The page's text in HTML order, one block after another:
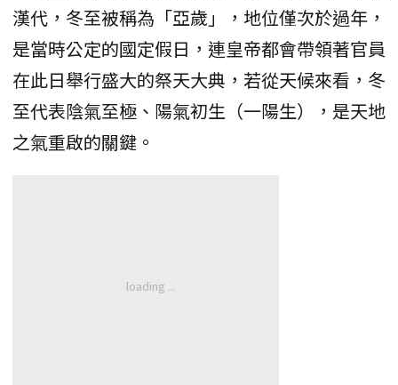
漢代，冬至被稱為「亞歲」，地位僅次於過年，
是當時公定的國定假日，連皇帝都會帶領著官員
在此日舉行盛大的祭天大典，若從天候來看，冬
至代表陰氣至極、陽氣初生（一陽生），是天地
之氣重啟的關鍵。